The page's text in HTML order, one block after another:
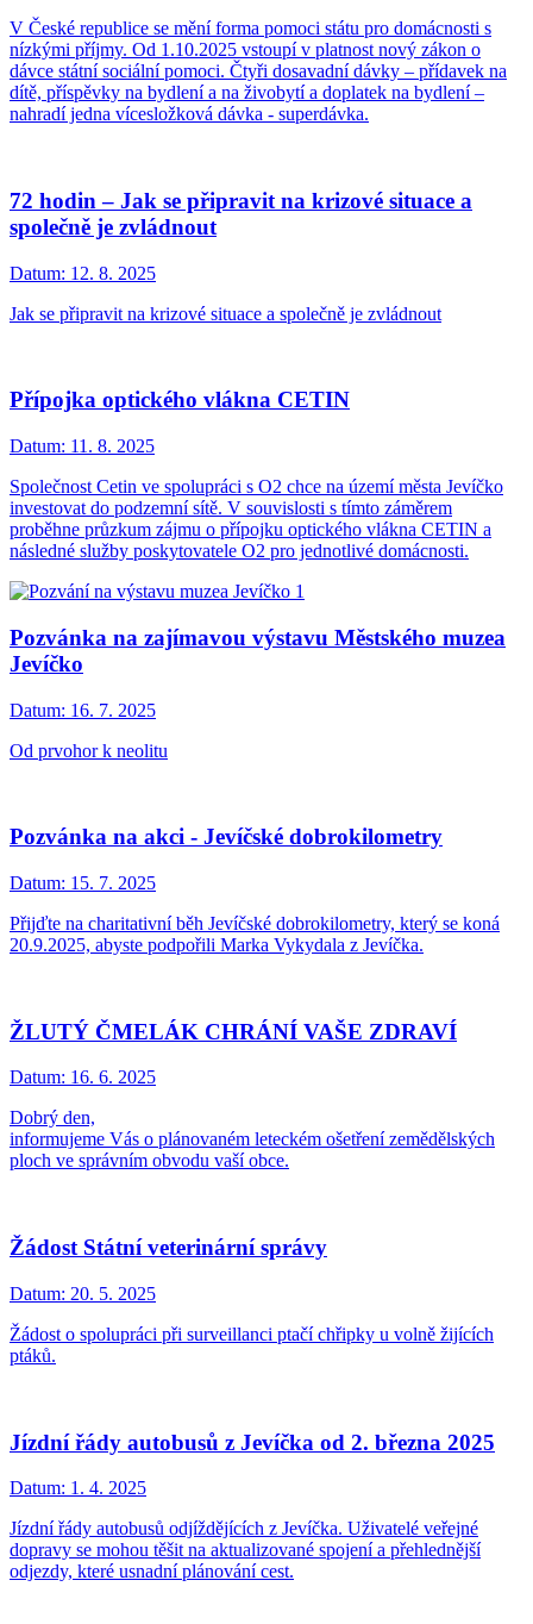
V České republice se mění forma pomoci státu pro domácnosti s
nízkými příjmy. Od 1.10.2025 vstoupí v platnost nový zákon o
dávce státní sociální pomoci. Čtyři dosavadní dávky – přídavek na
dítě, příspěvky na bydlení a na živobytí a doplatek na bydlení –
nahradí jedna vícesložková dávka - superdávka.
72 hodin – Jak se připravit na krizové situace a
společně je zvládnout
Datum: 12. 8. 2025
Jak se připravit na krizové situace a společně je zvládnout
Přípojka optického vlákna CETIN
Datum: 11. 8. 2025
Společnost Cetin ve spolupráci s O2 chce na území města Jevíčko
investovat do podzemní sítě. V souvislosti s tímto záměrem
proběhne průzkum zájmu o přípojku optického vlákna CETIN a
následné služby poskytovatele O2 pro jednotlivé domácnosti.
Pozvánka na zajímavou výstavu Městského muzea
Jevíčko
Datum: 16. 7. 2025
Od prvohor k neolitu
Pozvánka na akci - Jevíčské dobrokilometry
Datum: 15. 7. 2025
Přijďte na charitativní běh Jevíčské dobrokilometry, který se koná
20.9.2025, abyste podpořili Marka Vykydala z Jevíčka.
ŽLUTÝ ČMELÁK CHRÁNÍ VAŠE ZDRAVÍ
Datum: 16. 6. 2025
Dobrý den,
informujeme Vás o plánovaném leteckém ošetření zemědělských
ploch ve správním obvodu vaší obce.
Žádost Státní veterinární správy
Datum: 20. 5. 2025
Žádost o spolupráci při surveillanci ptačí chřipky u volně žijících
ptáků.
Jízdní řády autobusů z Jevíčka od 2. března 2025
Datum: 1. 4. 2025
Jízdní řády autobusů odjíždějících z Jevíčka. Uživatelé veřejné
dopravy se mohou těšit na aktualizované spojení a přehlednější
odjezdy, které usnadní plánování cest.